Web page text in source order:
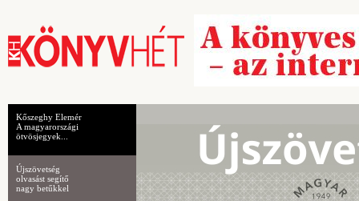
Kőszeghy Elemér
A magyarországi
ötvösjegyek...
Újszövetség
olvasást segítő
nagy betűkkel